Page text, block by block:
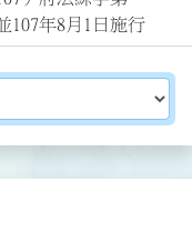
107年8月1日施行